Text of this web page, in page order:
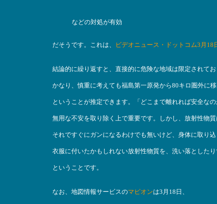
などの対処が有効
だそうです。これは、 ビデオニュース・ドットコム3月
結論的に繰り返すと、直接的に危険な地域は限定されて
かなり、慎重に考えても福島第一原発から80キロ圏外に
ということが推定できます。「どこまで離れれば安全な
無用な不安を取り除く上で重要です。しかし、放射性物
それですぐにガンになるわけでも無いけど、身体に取り
衣服に付いたかもしれない放射性物質を、洗い落とした
ということです。
なお、地図情報サービスのマピオンは3月18日、